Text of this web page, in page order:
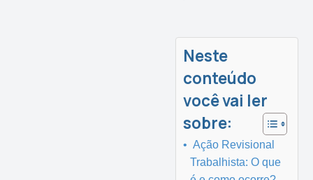
Neste
conteúdo
você vai ler
sobre:
Ação Revisional
Trabalhista: O que